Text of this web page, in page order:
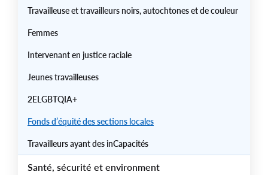
Travailleuse et travailleurs noirs, autochtones et de couleur
Femmes
Intervenant en justice raciale
Jeunes travailleuses
2ELGBTQIA+
Fonds d’équité des sections locales
Travailleurs ayant des inCapacités
Santé, sécurité et environment